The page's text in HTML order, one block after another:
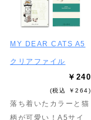
MY DEAR CATS A5
クリアファイル
￥240
(税込 ￥264)
落ち着いたカラーと猫
柄が可愛い！A5サイ